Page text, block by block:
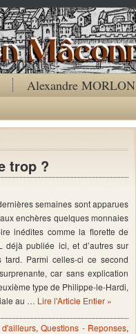
Alexandre MORLON
trop ?
semaines sont apparues
enchères quelques monnaies
inédites comme la florette de
déjà publiée ici, et d’autres sur
Parmi celles-ci ce second
car sans explication
type de Philippe-le-Hardi,
au … Lire l'Article Entier »
,Questions - Reponses,